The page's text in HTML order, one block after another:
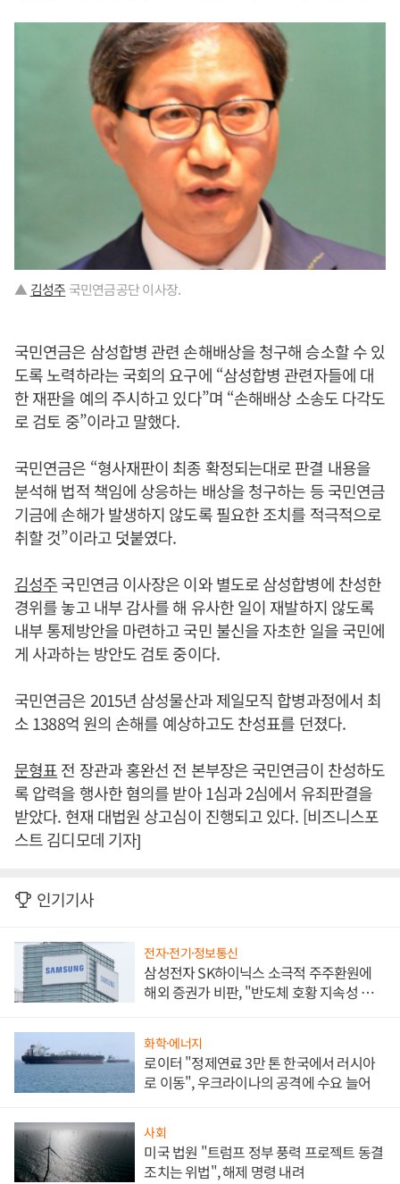
▲김성주 국민연금공단 이사장.
국민연금은 삼성합병 관련 손해배상을 청구해 승소할 수 있
도록 노력하라는 국회의 요구에 “삼성합병 관련자들에 대
한 재판을 예의 주시하고 있다”며 “손해배상 소송도 다각도
로 검토 중”이라고 말했다.
국민연금은 “형사재판이 최종 확정되는대로 판결 내용을
분석해 법적 책임에 상응하는 배상을 청구하는 등 국민연금
기금에 손해가 발생하지 않도록 필요한 조치를 적극적으로
취할 것”이라고 덧붙였다.
김성주국민연금 이사장은 이와 별도로 삼성합병에 찬성한
경위를 놓고 내부 감사를 해 유사한 일이 재발하지 않도록
내부 통제방안을 마련하고 국민 불신을 자초한 일을 국민에
게 사과하는 방안도 검토 중이다.
국민연금은 2015년 삼성물산과 제일모직 합병과정에서 최
소 1388억 원의 손해를 예상하고도 찬성표를 던졌다.
문형표전 장관과 홍완선 전 본부장은 국민연금이 찬성하도
록 압력을 행사한 혐의를 받아 1심과 2심에서 유죄판결을
받았다. 현재 대법원 상고심이 진행되고 있다. [비즈니스포
스트 김디모데 기자]
인기기사
전자·전기·정보통신
삼성전자 SK하이닉스 소극적 주주환원에
해외 증권가 비판, "반도체 호황 지속성 의
화학·에너지
로이터 "정제연료 3만 톤 한국에서 러시아
로 이동", 우크라이나의 공격에 수요 늘어
사회
미국 법원 "트럼프 정부 풍력 프로젝트 동결
조치는 위법", 해제 명령 내려